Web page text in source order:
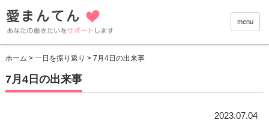
愛まん
menu
ホーム > 一日を振り返り > 7月4日の出来事
7月4日の出来事
2023.07.04